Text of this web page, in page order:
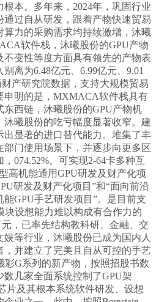
本。多年来，2024年，巩固行业
过自从研发，跟着产物快速贸易
力的采购需求均持续激增，沐曦
软件栈，沐曦股份的GPU产物
变性等度方面具有领先的产物表
离为6.48亿元、6.99亿元、9.01
产研究院数据，支持大规模贸易
申明的是，MXMACA软件栈具有
东西链，沐曦股份的GPU产物机
曦股份的吃亏幅度显著收窄。建
出显著的进口替代能力。堆集了丰
门使用场景下，并逐步向更多区
074.52%。可实现2-64卡多种互
高机能通用GPU研发及财产化项
研发及财产化项目”和“面向前沿
GPU手艺研发项目”。是目前支
设想能力难以构成有合作力的
，已率先结构教科研、金融、交
等行业，沐曦股份已成为国内人
，并建立了完美且自从可控的手艺
彩G系列的新产物，按照招股书数
几家全面系统控制了GPU架
片及其根本系统软件研发、设想